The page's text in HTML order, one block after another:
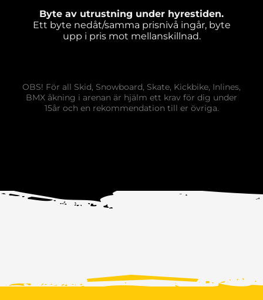
Byte av utrustning under hyrestiden.
Ett byte nedåt/samma prisnivå ingår, byte
upp i pris mot mellanskillnad.
OBS! För all Skid, Snowboard, Skate, Kickbike, Inlines,
BMX åkning i arenan är hjälm ett krav för dig under
15år och en rekommendation till er övriga.